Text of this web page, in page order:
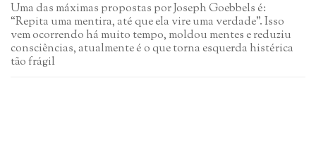
Uma das máximas propostas por Joseph Goebbels é:
“Repita uma mentira, até que ela vire uma verdade”. Isso
vem ocorrendo há muito tempo, moldou mentes e reduziu
consciências, atualmente é o que torna esquerda histérica
tão frágil